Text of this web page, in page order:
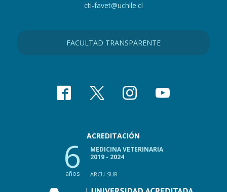
cti-favet@uchile.cl
FACULTAD TRANSPARENTE
ACREDITACIÓN
6
años
MEDICINA VETERINARIA
2019 - 2024
ARCU-SUR